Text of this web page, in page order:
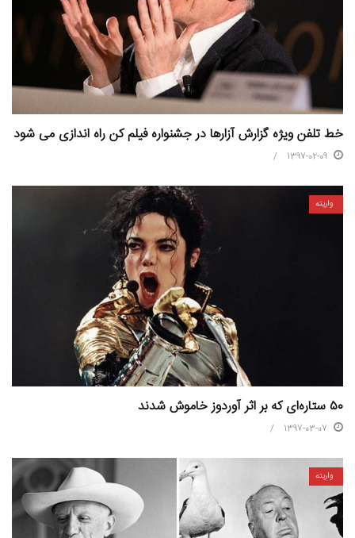
خط تلفن ویژه گزارش آزارها در جشنواره فیلم کن راه اندازی می شود
1397-02-09
واریته
۵۰ ستاره‌ای که بر اثر آوردوز خاموش شدند
1397-03-07
واریته